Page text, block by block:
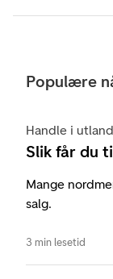
Populære
Handle i
Slik får du
Mange
salg.
3 min lesetid